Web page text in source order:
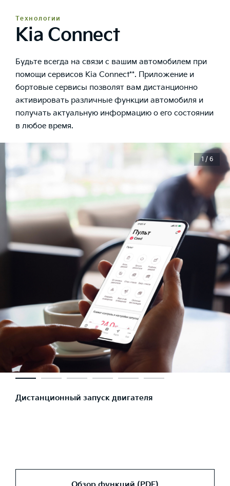
Технологии
Kia Connect
Будьте всегда на связи с вашим автомобилем при
помощи сервисов Kia Connect**. Приложение и
бортовые сервисы позволят вам дистанционно
активировать различные функции автомобиля и
получать актуальную информацию о его состоянии
в любое время.
Дистанционный запуск двигателя
1 / 6